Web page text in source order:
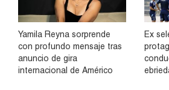
Yamila Reyna sorprende
con profundo mensaje tras
anuncio de gira
internacional de Américo
Ex